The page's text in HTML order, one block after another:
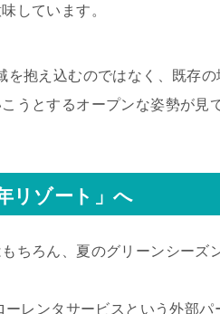
しています。
を抱え込むのではなく、既存
うとするオープンな姿勢が見
リゾート」へ
ちろん、夏のグリーンシーズ
レンタサービスという外部